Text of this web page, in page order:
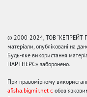
© 2000-2024, ТОВ "КЕПРЕЙТ
матеріали, опубліковані на
Будь-яке використання
ПАРТНЕРС» заборонено.
При правомірному
afisha.bigmir.net є